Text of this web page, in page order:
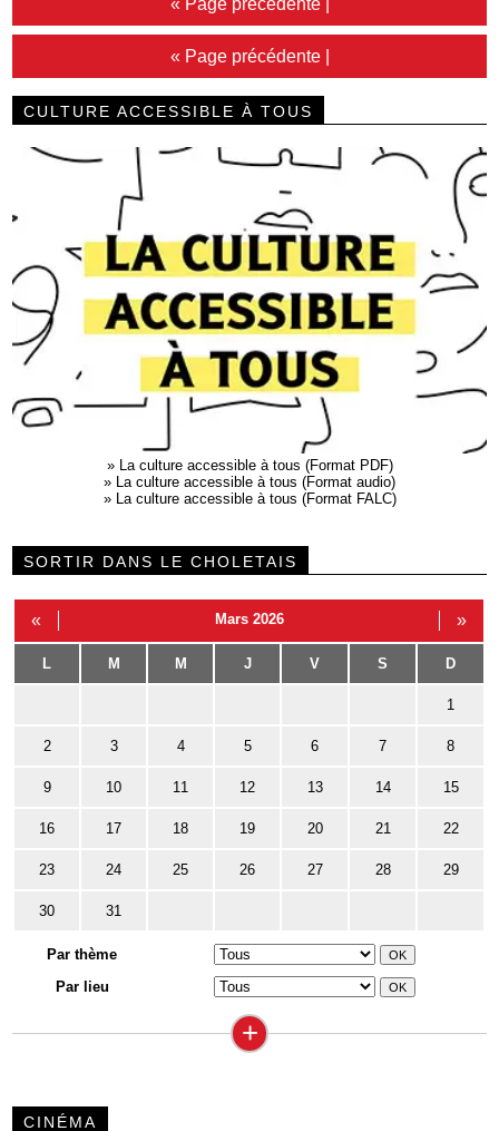
« Page précédente|
CULTURE ACCESSIBLE À TOUS
» La culture accessible à tous (Format PDF)
» La culture accessible à tous (Format audio)
» La culture accessible à tous (Format FALC)
SORTIR DANS LE CHOLETAIS
« Mars 2026 »
L M M J V S D
1
2 3 4 5 6 7 8
9 10 11 12 13 14 15
16 17 18 19 20 21 22
23 24 25 26 27 28 29
30 31
Par thème
Par lieu
+
CINÉMA